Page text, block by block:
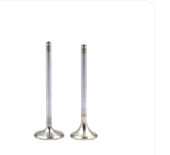
keladi